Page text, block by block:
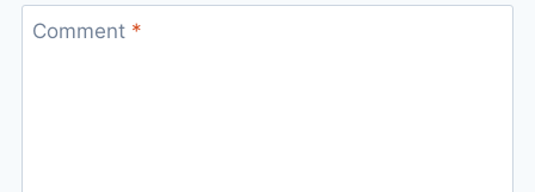
Comment *